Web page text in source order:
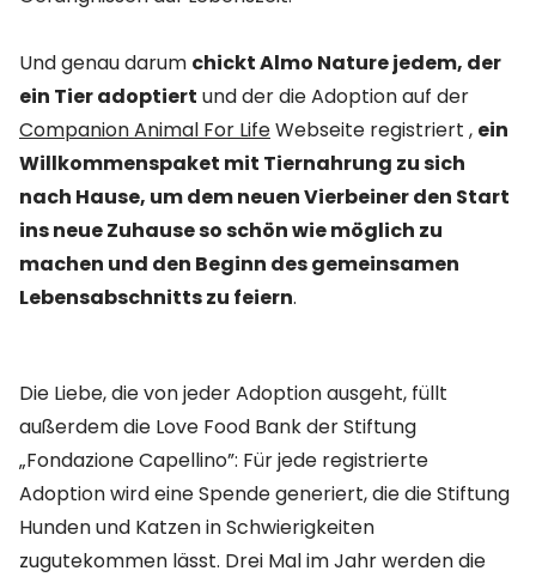
Und genau darum chickt Almo Nature jedem, der
ein Tier adoptiert und der die Adoption auf der
Companion Animal For LifeWebseite registriert , ein
Willkommenspaket mit Tiernahrung zu sich
nach Hause, um dem neuen Vierbeiner den Start
ins neue Zuhause so schön wie möglich zu
machen und den Beginn des gemeinsamen
Lebensabschnitts zu feiern.
Die Liebe, die von jeder Adoption ausgeht, füllt
außerdem die Love Food Bankder Stiftung
„Fondazione Capellino”: Für jede registrierte
Adoption wird eine Spende generiert, die die Stiftung
Hunden und Katzen in Schwierigkeiten
zugutekommen lässt. Drei Mal im Jahr werden die